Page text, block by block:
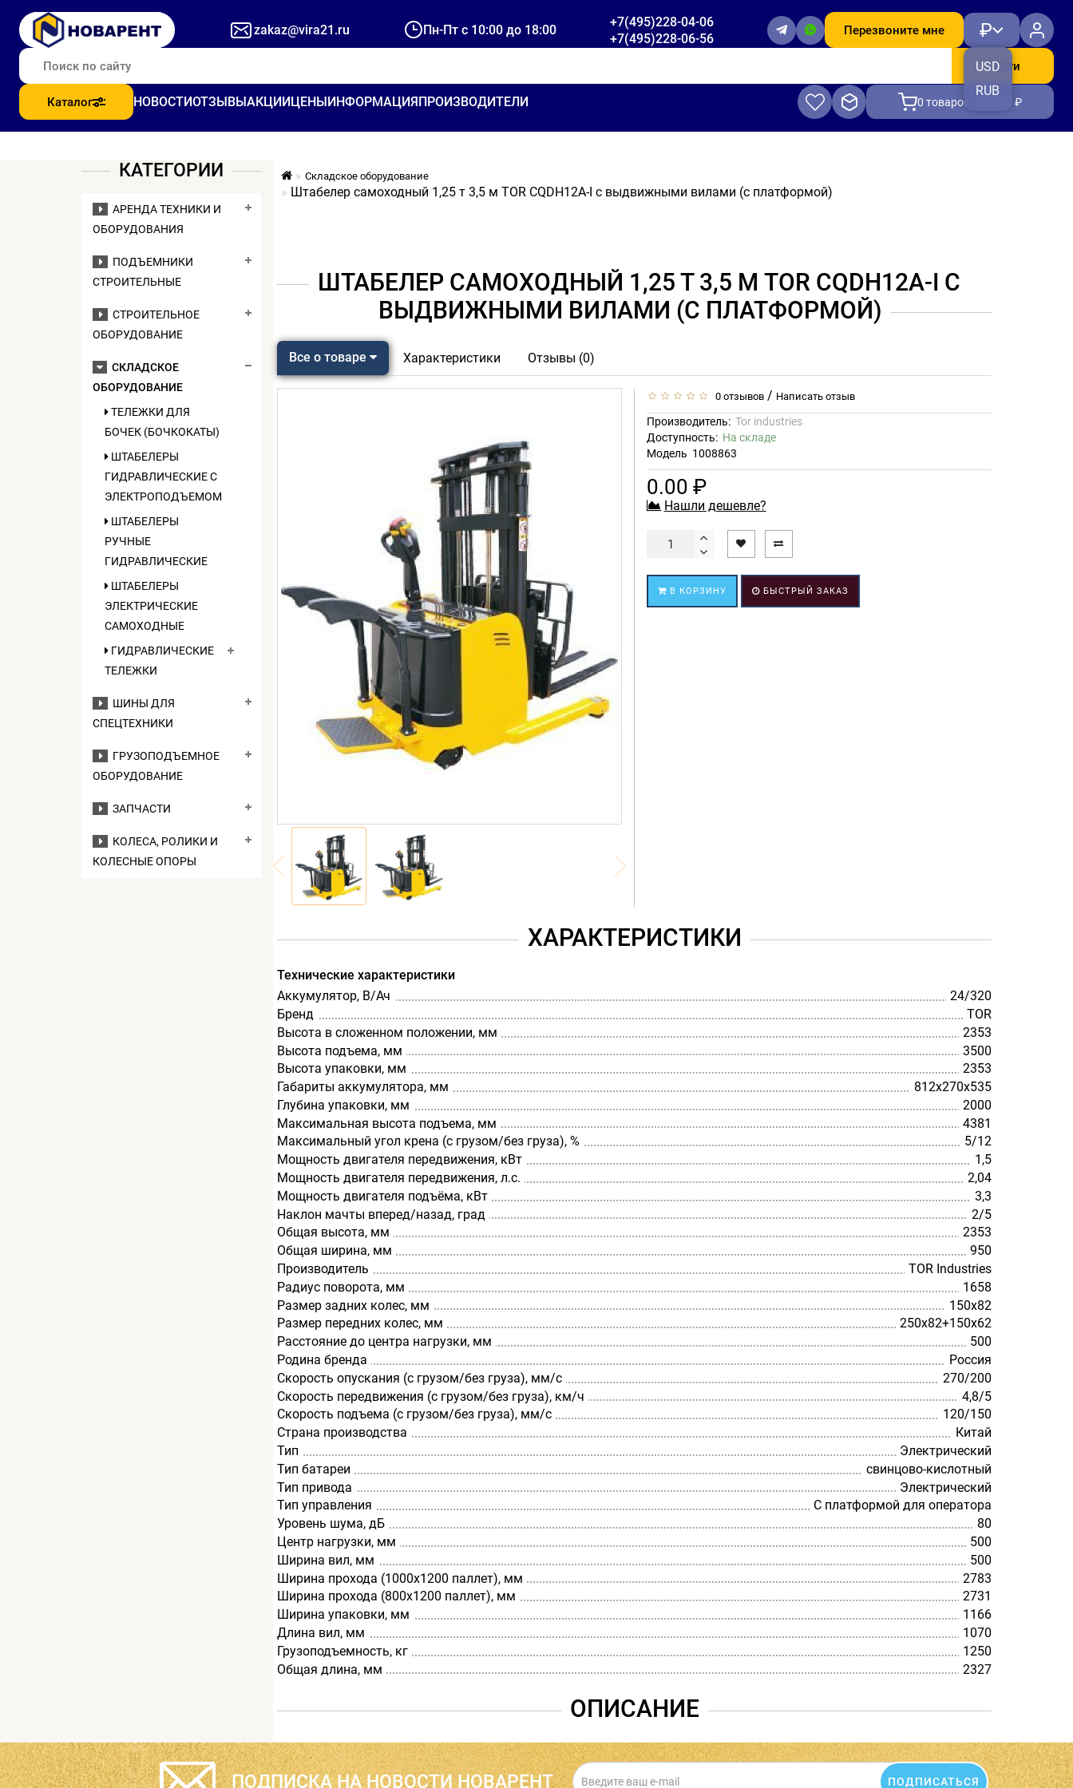
zakaz@vira21.ru Пн-Пт с 10:00 до 18:00
+7(495)228-04-06
+7(495)228-06-56
Перезвоните мне ₽
USD
RUB
Найти
Каталог НОВОСТИОТЗЫВЫАКЦИИЦЕНЫИНФОРМАЦИЯПРОИЗВОДИТЕЛИ 0 товаров, на 0.00 ₽
КАТЕГОРИИ
АРЕНДА ТЕХНИКИ И
ОБОРУДОВАНИЯ
ПОДЪЕМНИКИ
СТРОИТЕЛЬНЫЕ
СТРОИТЕЛЬНОЕ
ОБОРУДОВАНИЕ
СКЛАДСКОЕ
ОБОРУДОВАНИЕ
ТЕЛЕЖКИ ДЛЯ
БОЧЕК (БОЧКОКАТЫ)
ШТАБЕЛЕРЫ
ГИДРАВЛИЧЕСКИЕ C
ЭЛЕКТРОПОДЪЕМОМ
ШТАБЕЛЕРЫ
РУЧНЫЕ
ГИДРАВЛИЧЕСКИЕ
ШТАБЕЛЕРЫ
ЭЛЕКТРИЧЕСКИЕ
САМОХОДНЫЕ
ГИДРАВЛИЧЕСКИЕ
ТЕЛЕЖКИ
ШИНЫ ДЛЯ
СПЕЦТЕХНИКИ
ГРУЗОПОДЪЕМНОЕ
ОБОРУДОВАНИЕ
ЗАПЧАСТИ
КОЛЕСА, РОЛИКИ И
КОЛЕСНЫЕ ОПОРЫ
Складское оборудование
Штабелер самоходный 1,25 т 3,5 м TOR CQDH12A-I с выдвижными вилами (c платформой)
ШТАБЕЛЕР САМОХОДНЫЙ 1,25 Т 3,5 М TOR CQDH12A-I С
ВЫДВИЖНЫМИ ВИЛАМИ (C ПЛАТФОРМОЙ)
Все о товаре Характеристики Отзывы (0)
0 отзывов / Написать отзыв
Производитель: Tor industries
Доступность: На складе
Модель 1008863
0.00 ₽
Нашли дешевле?
В КОРЗИНУ БЫСТРЫЙ ЗАКАЗ
ХАРАКТЕРИСТИКИ
Технические характеристики
Аккумулятор, В/Ач
24/320
Бренд
TOR
Высота в сложенном положении, мм
2353
Высота подъема, мм
3500
Высота упаковки, мм
2353
Габариты аккумулятора, мм
812х270х535
Глубина упаковки, мм
2000
Максимальная высота подъема, мм
4381
Максимальный угол крена (с грузом/без груза), %
5/12
Мощность двигателя передвижения, кВт
1,5
Мощность двигателя передвижения, л.с.
2,04
Мощность двигателя подъёма, кВт
3,3
Наклон мачты вперед/назад, град
2/5
Общая высота, мм
2353
Общая ширина, мм
950
Производитель
TOR Industries
Радиус поворота, мм
1658
Размер задних колес, мм
150х82
Размер передних колес, мм
250х82+150х62
Расстояние до центра нагрузки, мм
500
Родина бренда
Россия
Скорость опускания (с грузом/без груза), мм/с
270/200
Скорость передвижения (с грузом/без груза), км/ч
4,8/5
Скорость подъема (с грузом/без груза), мм/с
120/150
Страна производства
Китай
Тип
Электрический
Тип батареи
cвинцово-кислотный
Тип привода
Электрический
Тип управления
С платформой для оператора
Уровень шума, дБ
80
Центр нагрузки, мм
500
Ширина вил, мм
500
Ширина прохода (1000х1200 паллет), мм
2783
Ширина прохода (800х1200 паллет), мм
2731
Ширина упаковки, мм
1166
Длина вил, мм
1070
Грузоподъемность, кг
1250
Общая длина, мм
2327
ОПИСАНИЕ
ПОДПИСКА НА НОВОСТИ НОВАРЕНТ ПОДПИСАТЬСЯ